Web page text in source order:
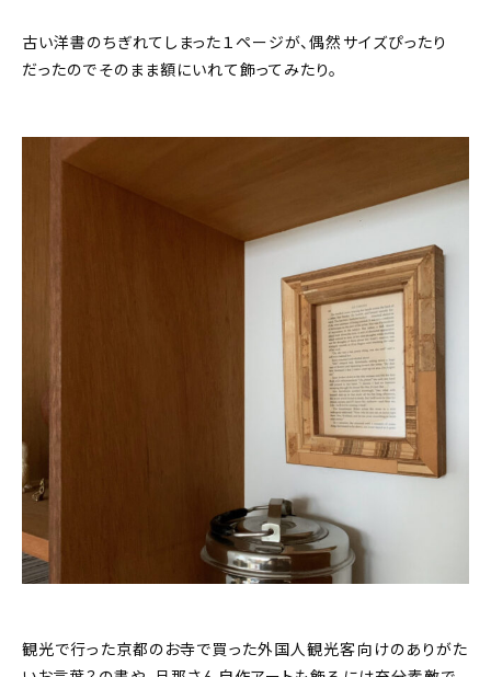
古い洋書のちぎれてしまった１ページが、偶然サイズぴったり
だったのでそのまま額にいれて飾ってみたり。
観光で行った京都のお寺で買った外国人観光客向けのありがた